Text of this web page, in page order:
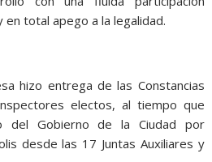
en total apego a la legalidad.
hizo entrega de las Constancias
electos, al tiempo que
del Gobierno de la Ciudad por
desde las 17 Juntas Auxiliares y